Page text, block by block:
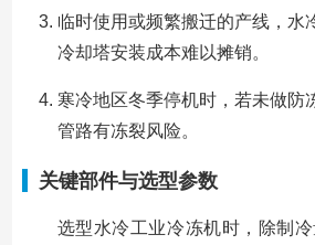
临时使用或频繁搬迁的产线，水
冷却塔安装成本难以摊销。
寒冷地区冬季停机时，若未做防
管路有冻裂风险。
关键部件与选型参数
选型水冷工业冷冻机时，除制冷